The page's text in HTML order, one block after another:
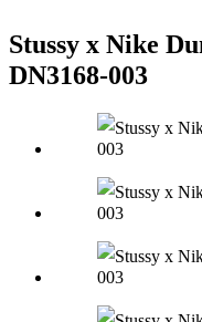
Stussy x Nike
DN3168-003